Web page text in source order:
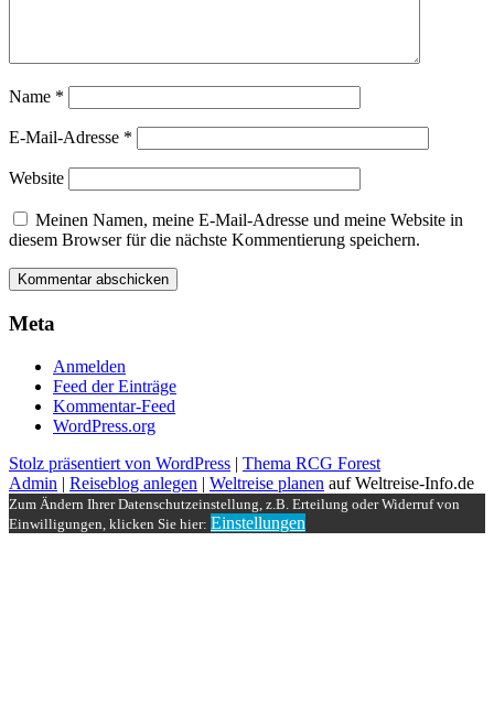
Name *
E-Mail-Adresse *
Website
Meinen Namen, meine E-Mail-Adresse und meine Website in
diesem Browser für die nächste Kommentierung speichern.
Meta
Anmelden
Feed der Einträge
Kommentar-Feed
WordPress.org
Stolz präsentiert von WordPress | Thema RCG Forest
Admin | Reiseblog anlegen | Weltreise planen auf Weltreise-Info.de
Zum Ändern Ihrer Datenschutzeinstellung, z.B. Erteilung oder Widerruf von
Einwilligungen, klicken Sie hier: Einstellungen